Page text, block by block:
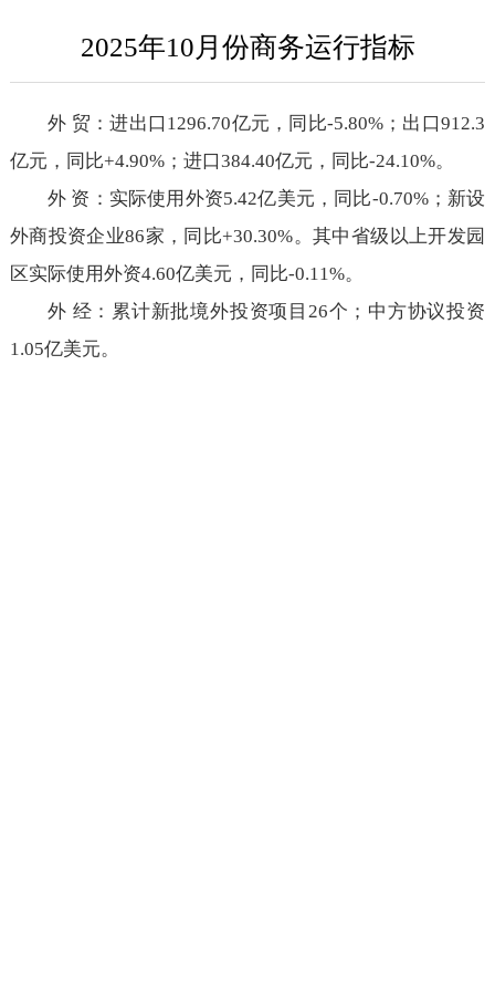
2025年10月份商务运行指标
外 贸：进出口1296.70亿元，同比-5.80%；出口912.3
亿元，同比+4.90%；进口384.40亿元，同比-24.10%。
外 资：实际使用外资5.42亿美元，同比-0.70%；新设
外商投资企业86家，同比+30.30%。其中省级以上开发园
区实际使用外资4.60亿美元，同比-0.11%。
外 经：累计新批境外投资项目26个；中方协议投资
1.05亿美元。